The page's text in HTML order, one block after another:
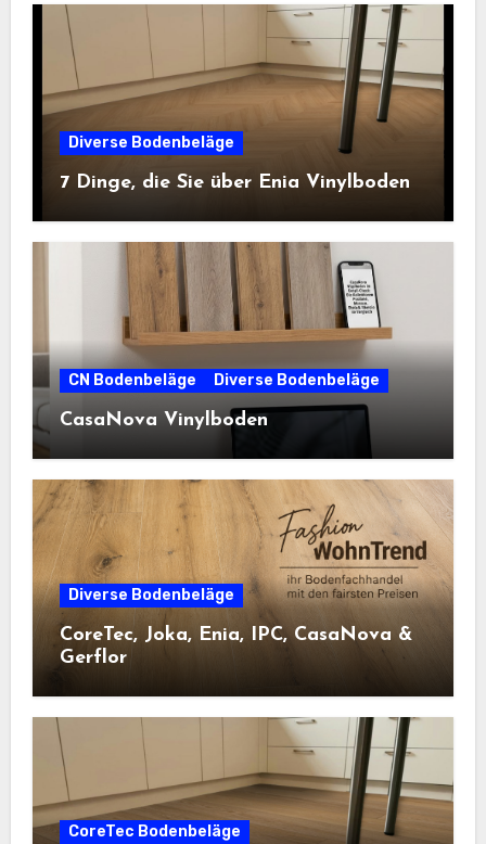
Diverse Bodenbeläge
7 Dinge, die Sie über Enia Vinylboden
CN Bodenbeläge Diverse Bodenbeläge
CasaNova Vinylboden
Diverse Bodenbeläge
CoreTec, Joka, Enia, IPC, CasaNova &
Gerflor
CoreTec Bodenbeläge